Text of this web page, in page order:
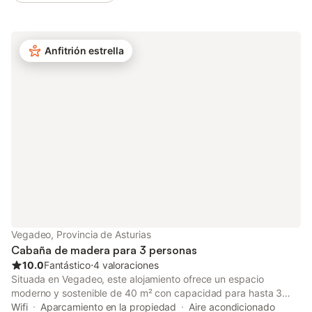
permite fumar ni celebrar eventos. Este inmueble no dispone de
aire acondicionado. Este establecimiento cuenta con un cómodo
Anfitrión estrella
Vegadeo, Provincia de Asturias
Cabaña de madera para 3 personas
10.0Fantástico⋅4 valoraciones
Situada en Vegadeo, este alojamiento ofrece un espacio
moderno y sostenible de 40 m² con capacidad para hasta 3
personas. En el interior, encontrarás un dormitorio doble, un
Wifi Aparcamiento en la propiedad Aire acondicionado